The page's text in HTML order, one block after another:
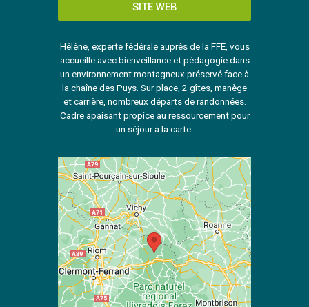
SITE WEB
Hélène, experte fédérale auprès de la FFE, vous
accueille avec bienveillance et pédagogie dans
un environnement montagneux préservé face à
la chaîne des Puys. Sur place, 2 gîtes, manège
et carrière, nombreux départs de randonnées.
Cadre apaisant propice au ressourcement pour
un séjour à la carte.